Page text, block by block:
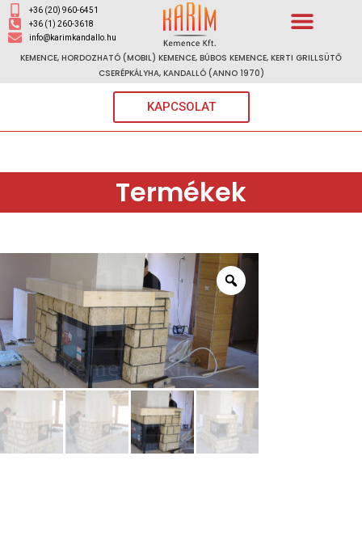
+36 (20) 960-6451
+36 (1) 260-3618
info@karimkandallo.hu
KEMENCE, HORDOZHATÓ (MOBIL) KEMENCE, BÚBOS KEMENCE, KERTI GRILLSÜTŐ
CSERÉPKÁLYHA, KANDALLÓ (ANNO 1970)
KAPCSOLAT
Termékek